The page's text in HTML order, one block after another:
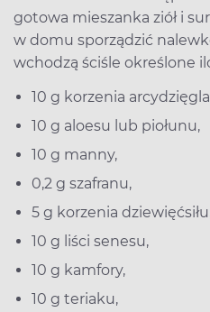
gotowa mieszanka ziół i
w domu sporządzić
wchodzą ściśle określone
10 g korzenia
10 g aloesu lub piołunu,
10 g manny,
0,2 g szafranu,
5 g korzenia
10 g liści senesu,
10 g kamfory,
10 g teriaku,